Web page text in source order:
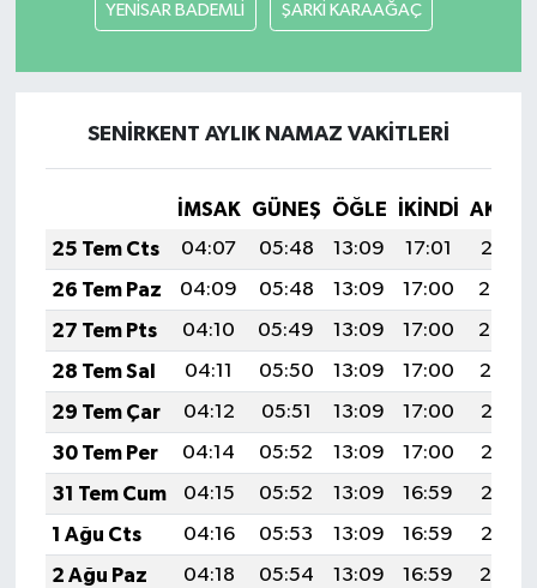
YENİSAR BADEMLİ ŞARKİ KARAAĞAÇ
SENİRKENT AYLIK NAMAZ VAKITLERI
İMSAK GÜNEŞ ÖĞLE İKINDI
25 Tem Cts
04:07 05:48 13:09 17:01
20:21
26 Tem Paz
04:09 05:48 13:09 17:00
20:20
27 Tem Pts
04:10 05:49 13:09 17:00
20:20
28 Tem Sal
04:11 05:50 13:09 17:00
20:19
29 Tem Çar
04:12 05:51 13:09 17:00
20:18
30 Tem Per
04:14 05:52 13:09 17:00
20:17
31 Tem Cum
04:15 05:52 13:09 16:59
20:16
1 Ağu Cts
04:16 05:53 13:09 16:59
20:15
2 Ağu Paz
04:18 05:54 13:09 16:59
20:14